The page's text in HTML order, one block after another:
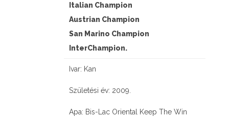
Italian Champion
Austrian Champion
San Marino Champion
InterChampion.
Ivar: Kan
Születési év: 2009.
Apa: Bis-Lac Oriental Keep The Win